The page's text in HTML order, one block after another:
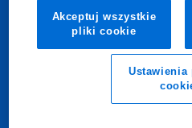
Akceptuj wszystkie
pliki cookie
Ustawienia
E-mail